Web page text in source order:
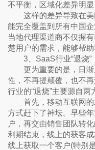
不平衡，区域化差异明显
这样的差异导致在
能完全覆盖到所有中国
当地代理渠道商不仅握
楚用户的需求，能够帮
3、SaaS行业“退烧”
更为重要的是，日
性，不再提颠覆，也不
行业的“退烧”主要源自两
首先，移动互联网
方式赶下了神坛。早些
户，再交由销售团队转
利期结束，线上的获客
线上获取一个客户(特别